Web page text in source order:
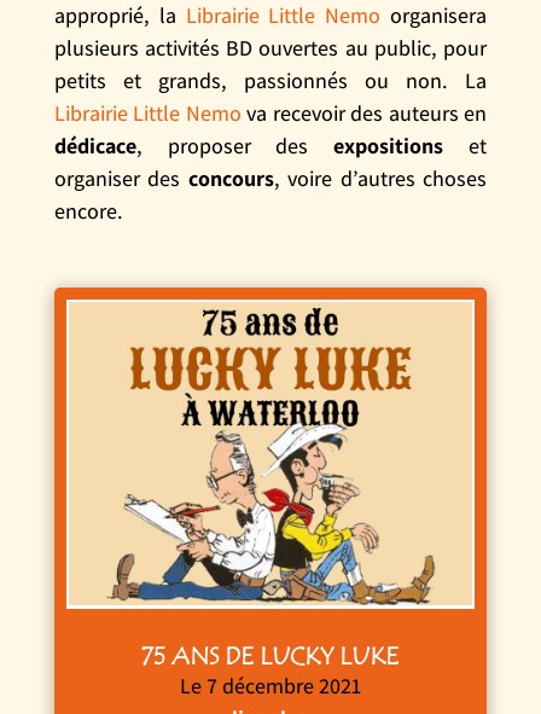
approprié, la Librairie Little Nemo organisera
plusieurs activités BD ouvertes au public, pour
petits et grands, passionnés ou non. La
Librairie Little Nemo va recevoir des auteurs en
dédicace, proposer desexpositions et
organiser des concours, voire d’autres choses
encore.
75 ANS DE LUCKY LUKE
Le 7 décembre 2021